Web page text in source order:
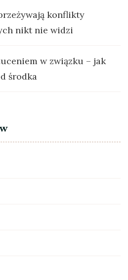
konflikty
nikt nie widzi
w związku – jak
środka